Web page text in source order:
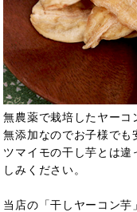
無農薬で栽培したヤーコ
無添加なのでお子様で
ツマイモの干し芋とは
しみください。
当店の「干しヤーコン芋